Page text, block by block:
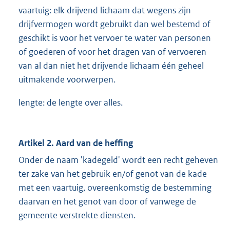
vaartuig: elk drijvend lichaam dat wegens zijn
drijfvermogen wordt gebruikt dan wel bestemd of
geschikt is voor het vervoer te water van personen
of goederen of voor het dragen van of vervoeren
van al dan niet het drijvende lichaam één geheel
uitmakende voorwerpen.
lengte: de lengte over alles.
Artikel 2. Aard van de heffing
Onder de naam 'kadegeld' wordt een recht geheven
ter zake van het gebruik en/of genot van de kade
met een vaartuig, overeenkomstig de bestemming
daarvan en het genot van door of vanwege de
gemeente verstrekte diensten.